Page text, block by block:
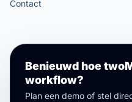
Contact
Benieuwd hoe
workflow?
Plan een demo of stel